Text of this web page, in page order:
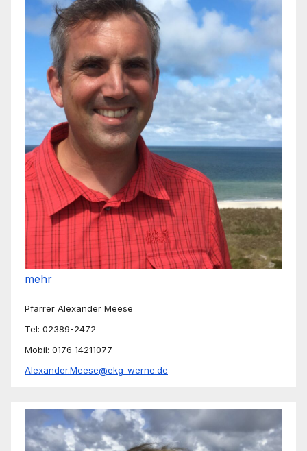
mehr
Pfarrer Alexander Meese
Tel: 02389-2472
Mobil: 0176 14211077
Alexander.Meese@ekg-werne.de